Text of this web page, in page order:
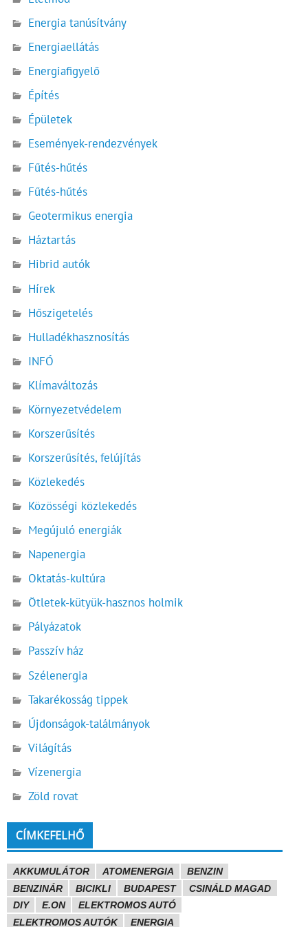
Energia tanúsítvány
Energiaellátás
Energiafigyelő
Építés
Épületek
Események-rendezvények
Fűtés-hűtés
Fűtés-hűtés
Geotermikus energia
Háztartás
Hibrid autók
Hírek
Hőszigetelés
Hulladékhasznosítás
INFÓ
Klímaváltozás
Környezetvédelem
Korszerűsítés
Korszerűsítés, felújítás
Közlekedés
Közösségi közlekedés
Megújuló energiák
Napenergia
Oktatás-kultúra
Ötletek-kütyük-hasznos holmik
Pályázatok
Passzív ház
Szélenergia
Takarékosság tippek
Újdonságok-találmányok
Világítás
Vízenergia
Zöld rovat
CÍMKEFELHŐ
AKKUMULÁTOR ATOMENERGIA
BENZIN
BENZINÁR
BICIKLI BUDAPEST
CSINÁLD MAGAD
DIY
E.ON
ELEKTROMOS AUTÓ
ELEKTROMOS AUTÓK
ENERGIA